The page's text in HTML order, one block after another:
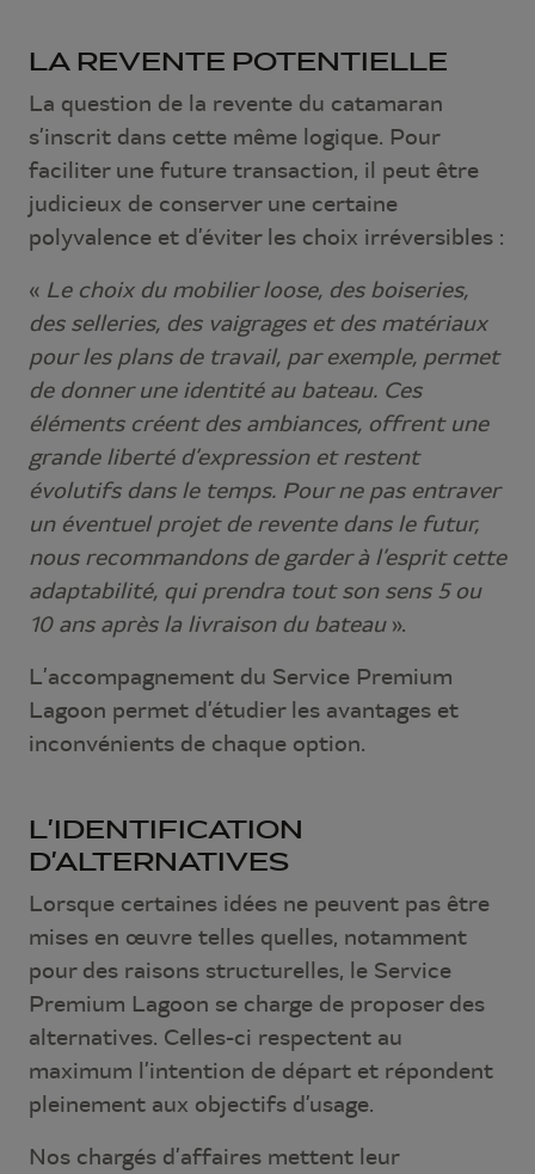
LA REVENTE POTENTIELLE
La question de la revente du catamaran
s’inscrit dans cette même logique. Pour
faciliter une future transaction, il peut être
judicieux de conserver une certaine
polyvalence et d’éviter les choix irréversibles :
« Le choix du mobilier loose, des boiseries,
des selleries, des vaigrages et des matériaux
pour les plans de travail, par exemple, permet
de donner une identité au bateau. Ces
éléments créent des ambiances, offrent une
grande liberté d’expression et restent
évolutifs dans le temps. Pour ne pas entraver
un éventuel projet de revente dans le futur,
nous recommandons de garder à l’esprit cette
adaptabilité, qui prendra tout son sens 5 ou
10 ans après la livraison du bateau».
L’accompagnement du Service Premium
Lagoon permet d’étudier les avantages et
inconvénients de chaque option.
L’IDENTIFICATION
D’ALTERNATIVES
Lorsque certaines idées ne peuvent pas être
mises en œuvre telles quelles, notamment
pour des raisons structurelles, le Service
Premium Lagoon se charge de proposer des
alternatives. Celles-ci respectent au
maximum l’intention de départ et répondent
pleinement aux objectifs d’usage.
Nos chargés d’affaires mettent leur